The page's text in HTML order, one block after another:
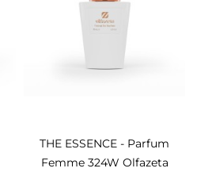
THE ESSENCE - Parfum
Femme 324W Olfazeta